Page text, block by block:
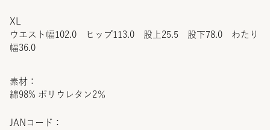
JANコード：
XL
ウエスト幅102.0 ヒップ113.0 股上25.5 股下78.0 わたり
幅36.0
素材：
綿98% ポリウレタン2％